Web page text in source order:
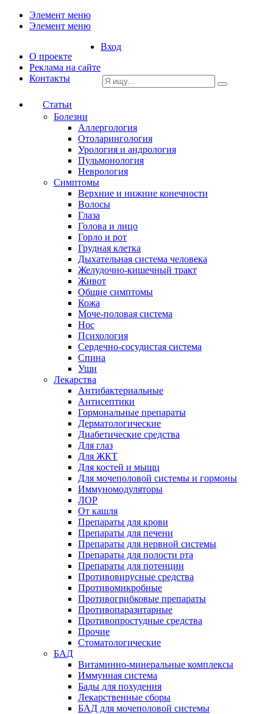
Элемент меню
Элемент меню
О проекте
Реклама на сайте
Контакты
Вход
Статьи
Болезни
Аллергология
Отоларингология
Урология и андрология
Пульмонология
Неврология
Симптомы
Верхние и нижние конечности
Волосы
Глаза
Голова и лицо
Горло и рот
Грудная клетка
Дыхательная система человека
Желудочно-кишечный тракт
Живот
Общие симптомы
Кожа
Моче-половая система
Нос
Психология
Сердечно-сосудистая система
Спина
Уши
Лекарства
Антибактериальные
Антисептики
Гормональные препараты
Дерматологические
Диабетические средства
Для глаз
Для ЖКТ
Для костей и мыщц
Для мочеполовой системы и гормоны
Иммуномодуляторы
ЛОР
От кашля
Препараты для крови
Препараты для печени
Препараты для нервной системы
Препараты для полости рта
Препараты для потенции
Противовирусные средства
Противомикробные
Противогрибковые препараты
Противопаразитарные
Противопростудные средства
Прочие
Стоматологические
БАД
Витаминно-минеральные комплексы
Иммунная система
Бады для похудения
Лекарственные сборы
БАД для мочеполовой системы